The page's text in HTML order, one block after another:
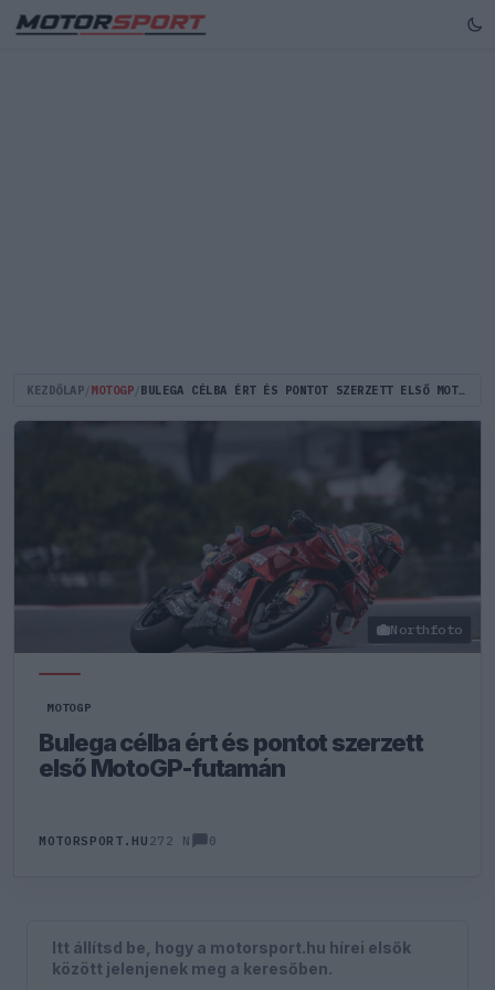
KEZDŐLAP MOTOGP BULEGA CÉLBA ÉRT ÉS PONTOT SZERZETT ELSŐ MOTOGP-FUTAMÁN
Northfoto
MOTOGP
Bulega célba ért és pontot szerzett
első MotoGP-futamán
MOTORSPORT.HU 272 N 0
Itt állítsd be, hogy a motorsport.hu hírei elsők
között jelenjenek meg a keresőben.